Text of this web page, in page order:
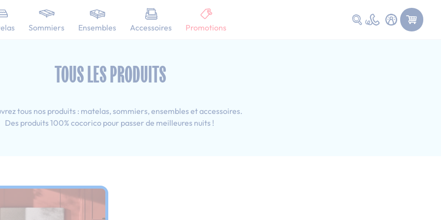
Sommiers Ensembles Accessoires Promotions
Faire une recherche
déco Ado Tous les produits : 80x190 cm
TOUS LES PRODUITS
tous nos produits : matelas, sommiers, ensembles et accessoires.
Des produits 100% cocorico pour passer de meilleures nuits !